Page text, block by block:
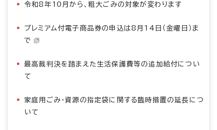
令和8年10月から、粗大ごみの対象が変わります
プレミアム付電子商品券の申込は8月14日（金曜日）ま
で
最高裁判決を踏まえた生活保護費等の追加給付につい
て
家庭用ごみ・資源の指定袋に関する臨時措置の延長につ
いて